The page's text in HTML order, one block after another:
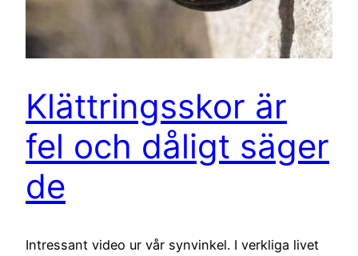
Klättringsskor är
fel och dåligt säger
de
Intressant video ur vår synvinkel. I verkliga livet